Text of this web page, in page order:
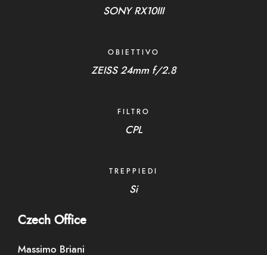
SONY RX10III
OBIETTIVO
ZEISS 24mm f/2.8
FILTRO
CPL
TREPPIEDI
Si
Czech Office
Massimo Briani